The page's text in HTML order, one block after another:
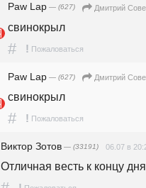
Paw Lap — (627) Дмитрий
свинокрыл
# ! Пожаловаться
Paw Lap — (627) Дмитрий
свинокрыл
# ! Пожаловаться
Виктор Зотов — (33191) 06.07 в
Отличная весть к концу